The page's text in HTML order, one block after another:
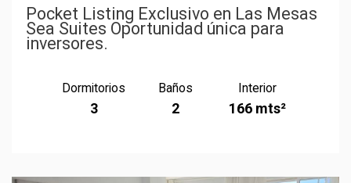
Pocket Listing Exclusivo en Las Mesas
Sea Suites Oportunidad única para
inversores.
Dormitorios
3
Baños
2
Interior
166 mts²